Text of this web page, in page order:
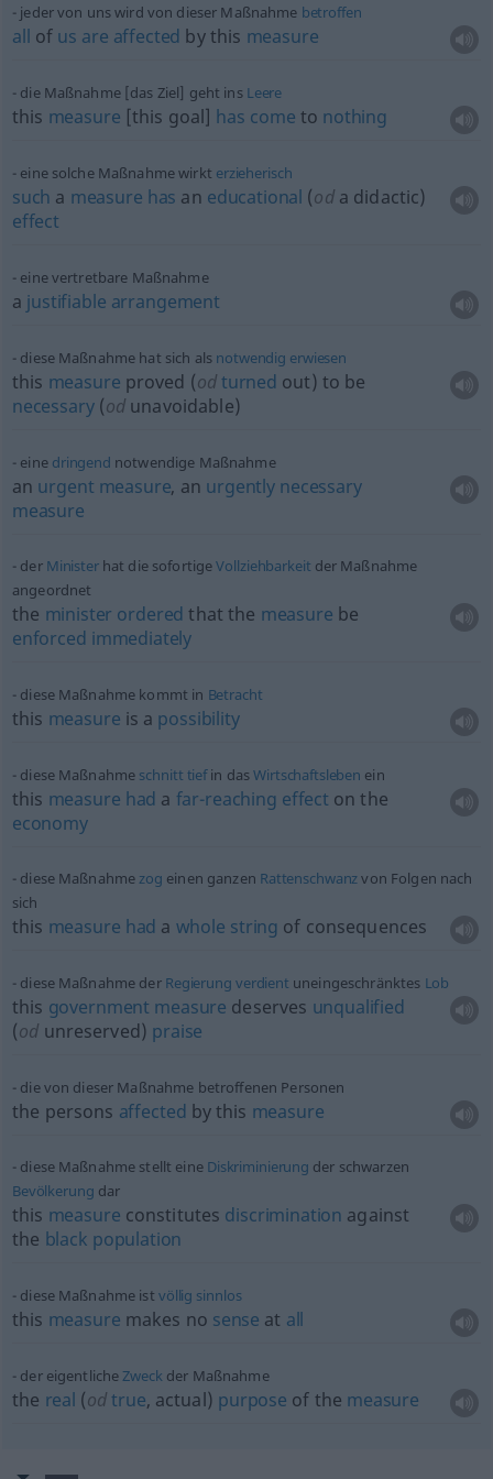
jeder von uns wird von dieser Maßnahme betroffen
all of us are affected by this measure
die Maßnahme [das Ziel] geht ins Leere
this measure [this goal] has come to nothing
eine solche Maßnahme wirkt erzieherisch
such a measure has an educational (oda didactic)
effect
eine vertretbare Maßnahme
a justifiable arrangement
diese Maßnahme hat sich als notwendig erwiesen
this measure proved (odturned out) to be
necessary(od unavoidable)
eine dringend notwendige Maßnahme
an urgent measure, an urgently necessary
measure
der Ministerhat die sofortigeVollziehbarkeit der Maßnahme
angeordnet
the minister ordered that the measure be
enforced immediately
diese Maßnahme kommt in Betracht
this measure is a possibility
diese Maßnahme schnitt tiefin dasWirtschaftsleben ein
this measure had a far-reaching effect on the
economy
diese Maßnahmezog einen ganzen Rattenschwanzvon Folgen nach
sich
this measure had a whole string of consequences
diese Maßnahme der Regierung verdient uneingeschränktes Lob
this government measure deserves unqualified
(od unreserved) praise
die von dieser Maßnahme betroffenen Personen
the persons affected by this measure
diese Maßnahme stellt eine Diskriminierung der schwarzen
Bevölkerung dar
this measure constitutes discrimination against
the black population
diese Maßnahme ist völlig sinnlos
this measure makes no sense at all
der eigentlicheZweckder Maßnahme
the real (odtrue, actual) purpose of the measure